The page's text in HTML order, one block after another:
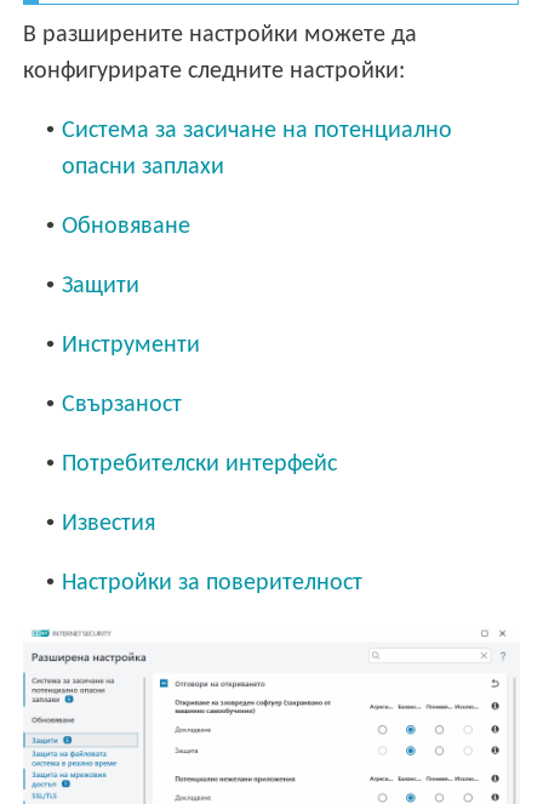
В разширените настройки можете да
конфигурирате следните настройки:
• Система за засичане на потенциално
опасни заплахи
• Обновяване
• Защити
• Инструменти
• Свързаност
• Потребителски интерфейс
• Известия
• Настройки за поверителност